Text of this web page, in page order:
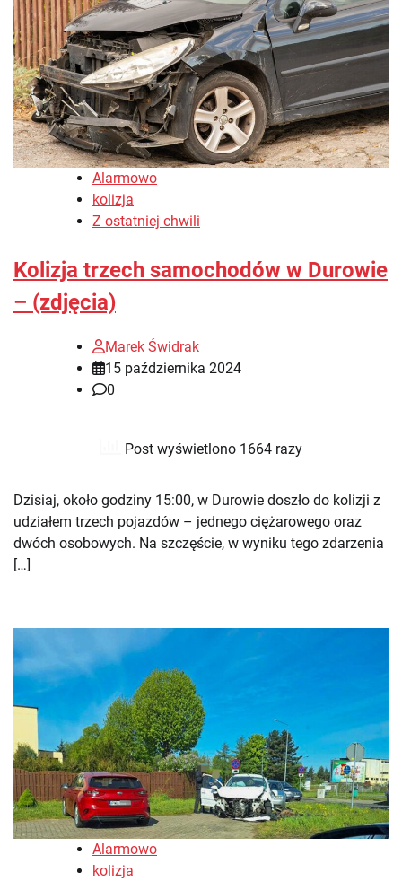
Alarmowo
kolizja
Z ostatniej chwili
Kolizja trzech samochodów w Durowie
– (zdjęcia)
Marek Świdrak
15 października 2024
0
Post wyświetlono 1664 razy
Dzisiaj, około godziny 15:00, w Durowie doszło do kolizji z
udziałem trzech pojazdów – jednego ciężarowego oraz
dwóch osobowych. Na szczęście, w wyniku tego zdarzenia
[…]
Alarmowo
kolizja